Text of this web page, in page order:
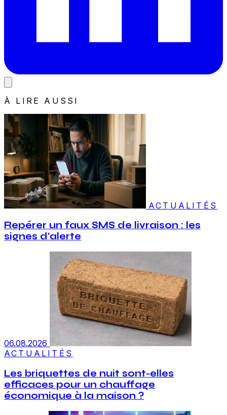
À LIRE AUSSI
ACTUALITÉS
Repérer un faux SMS de livraison : les
signes d'alerte
06.08.2026
ACTUALITÉS
Les briquettes de nuit sont-elles
efficaces pour un chauffage
économique à la maison ?